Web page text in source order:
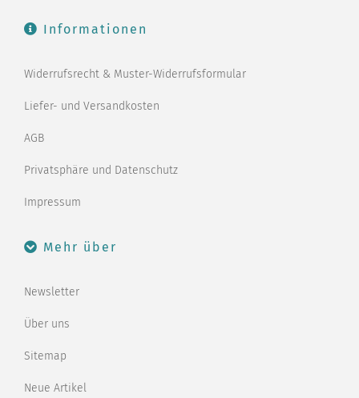
Informationen
Widerrufsrecht & Muster-Widerrufsformular
Liefer- und Versandkosten
AGB
Privatsphäre und Datenschutz
Impressum
Mehr über
Newsletter
Über uns
Sitemap
Neue Artikel